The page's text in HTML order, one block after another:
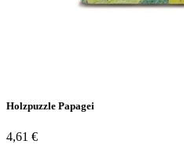
Holzpuzzle Papagei
4,61 €